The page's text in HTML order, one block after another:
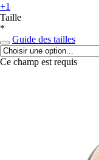
+1
Taille
*
Guide des tailles
Ce champ est requis